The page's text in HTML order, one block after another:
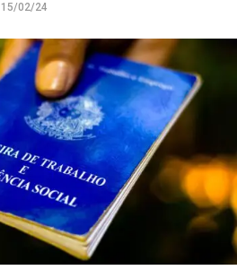
15/02/24